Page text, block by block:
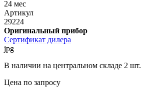
24 мес
Артикул
29224
Оригинальный прибор
Сертификат дилера
jpg
В наличии на центральном складе 2 шт.
Цена по запросу